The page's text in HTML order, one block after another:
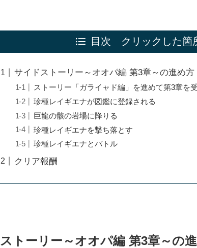
目次 クリックした箇
サイドストーリー～オオパ編 第3章～の進め方
ストーリー「ガライャド編」を進めて第3章を
珍種レイギエナが図鑑に登録される
巨龍の骸の岩場に降りる
珍種レイギエナを撃ち落とす
珍種レイギエナとバトル
クリア報酬
トーリー～オオパ編 第3章～の